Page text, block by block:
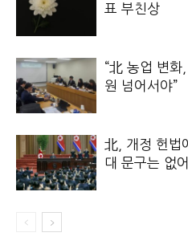
표 부친상
“北 농업 변
원 넘어서야”
北, 개정 헌법
대 문구는 없어